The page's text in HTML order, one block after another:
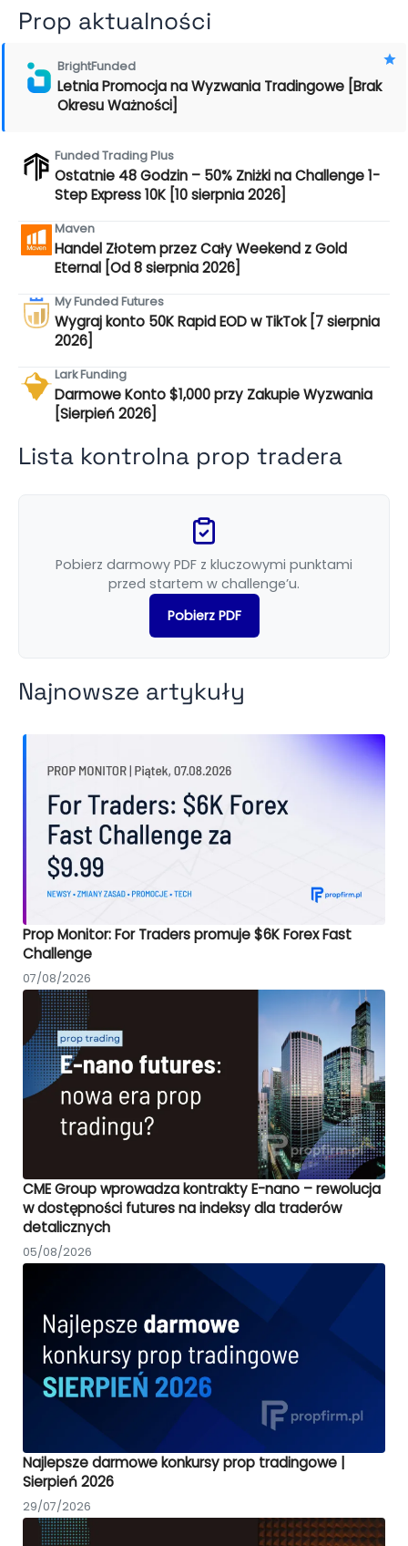
Prop aktualności
BrightFunded
Letnia Promocja na Wyzwania Tradingowe [Brak
Okresu Ważności]
Funded Trading Plus
Ostatnie 48 Godzin – 50% Zniżki na Challenge 1-
Step Express 10K [10 sierpnia 2026]
Maven
Handel Złotem przez Cały Weekend z Gold
Eternal [Od 8 sierpnia 2026]
My Funded Futures
Wygraj konto 50K Rapid EOD w TikTok [7 sierpnia
2026]
Lark Funding
Darmowe Konto $1,000 przy Zakupie Wyzwania
[Sierpień 2026]
Lista kontrolna prop tradera
Pobierz darmowy PDF z kluczowymi punktami
przed startem w challenge’u.
Pobierz PDF
Najnowsze artykuły
Prop Monitor: For Traders promuje $6K Forex Fast
Challenge
07/08/2026
CME Group wprowadza kontrakty E-nano – rewolucja
w dostępności futures na indeksy dla traderów
detalicznych
05/08/2026
Najlepsze darmowe konkursy prop tradingowe |
Sierpień 2026
29/07/2026